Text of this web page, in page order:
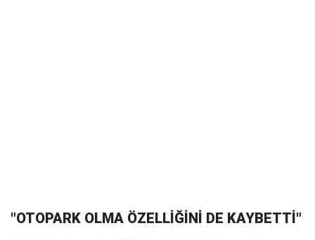
"OTOPARK OLMA ÖZELLİĞİNİ DE KAYBETTİ"